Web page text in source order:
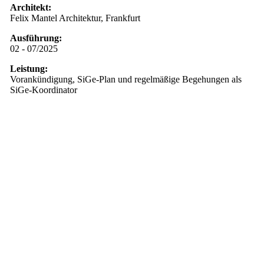
Architekt:
Felix Mantel Architektur, Frankfurt
Ausführung:
02 - 07/2025
Leistung:
Vorankündigung, SiGe-Plan und regelmäßige Begehungen als
SiGe-Koordinator